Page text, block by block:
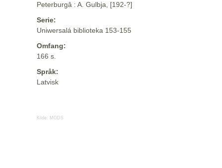
Peterburgâ : A. Gulbja, [192-?]
Serie:
Uniwersalá biblioteka 153-155
Omfang:
166 s.
Språk:
Latvisk
Kilde: MODS